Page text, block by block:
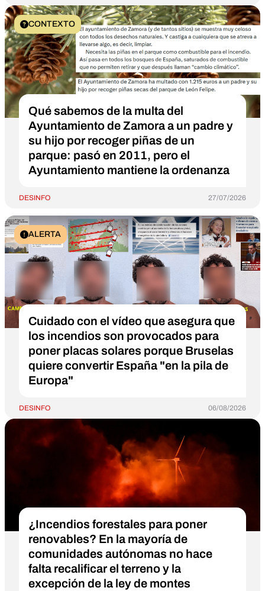
CONTEXTO
Qué sabemos de la multa del
Ayuntamiento de Zamora a un padre y
su hijo por recoger piñas de un
parque: pasó en 2011, pero el
Ayuntamiento mantiene la ordenanza
DESINFO 27/07/2026
ALERTA
Cuidado con el vídeo que asegura que
los incendios son provocados para
poner placas solares porque Bruselas
quiere convertir España "en la pila de
Europa"
DESINFO 06/08/2026
¿Incendios forestales para poner
renovables? En la mayoría de
comunidades autónomas no hace
falta recalificar el terreno y la
excepción de la ley de montes